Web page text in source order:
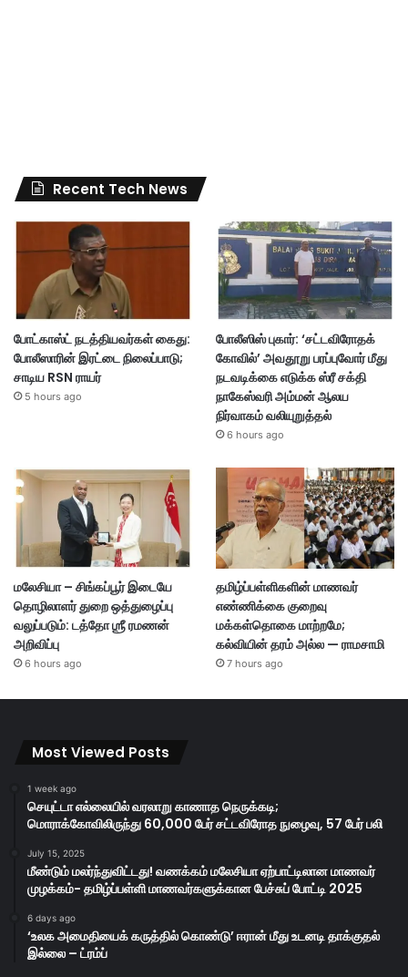
Recent Tech News
போட்காஸ்ட் நடத்தியவர்கள் கைது:
போலீஸாரின் இரட்டை நிலைப்பாடு;
சாடிய RSN ராயர்
5 hours ago
போலீஸிஸ் புகார்: ‘சட்டவிரோதக்
கோவில்’ அவதூறு பரப்புவோர் மீது
நடவடிக்கை எடுக்க ஸ்ரீ சக்தி
நாகேஸ்வரி அம்மன் ஆலய
நிர்வாகம் வலியுறுத்தல்
6 hours ago
மலேசியா – சிங்கப்பூர் இடையே
தொழிலாளர் துறை ஒத்துழைப்பு
வலுப்படும்: டத்தோ ஶ்ரீ ரமணன்
அறிவிப்பு
6 hours ago
தமிழ்ப்பள்ளிகளின் மாணவர்
எண்ணிக்கை குறைவு
மக்கள்தொகை மாற்றமே;
கல்வியின் தரம் அல்ல — ராமசாமி
7 hours ago
Most Viewed Posts
1 week ago
செயுட்டா எல்லையில் வரலாறு காணாத நெருக்கடி;
மொராக்கோவிலிருந்து 60,000 பேர் சட்டவிரோத நுழைவு, 57 பேர் பலி
July 15, 2025
மீண்டும் மலர்ந்துவிட்டது! வணக்கம் மலேசியா ஏற்பாட்டிலான மாணவர்
முழக்கம்- தமிழ்ப்பள்ளி மாணவர்களுக்கான பேச்சுப் போட்டி 2025
6 days ago
‘உலக அமைதியைக் கருத்தில் கொண்டு’ ஈரான் மீது உடனடி தாக்குதல்
இல்லை – ட்ரம்ப்